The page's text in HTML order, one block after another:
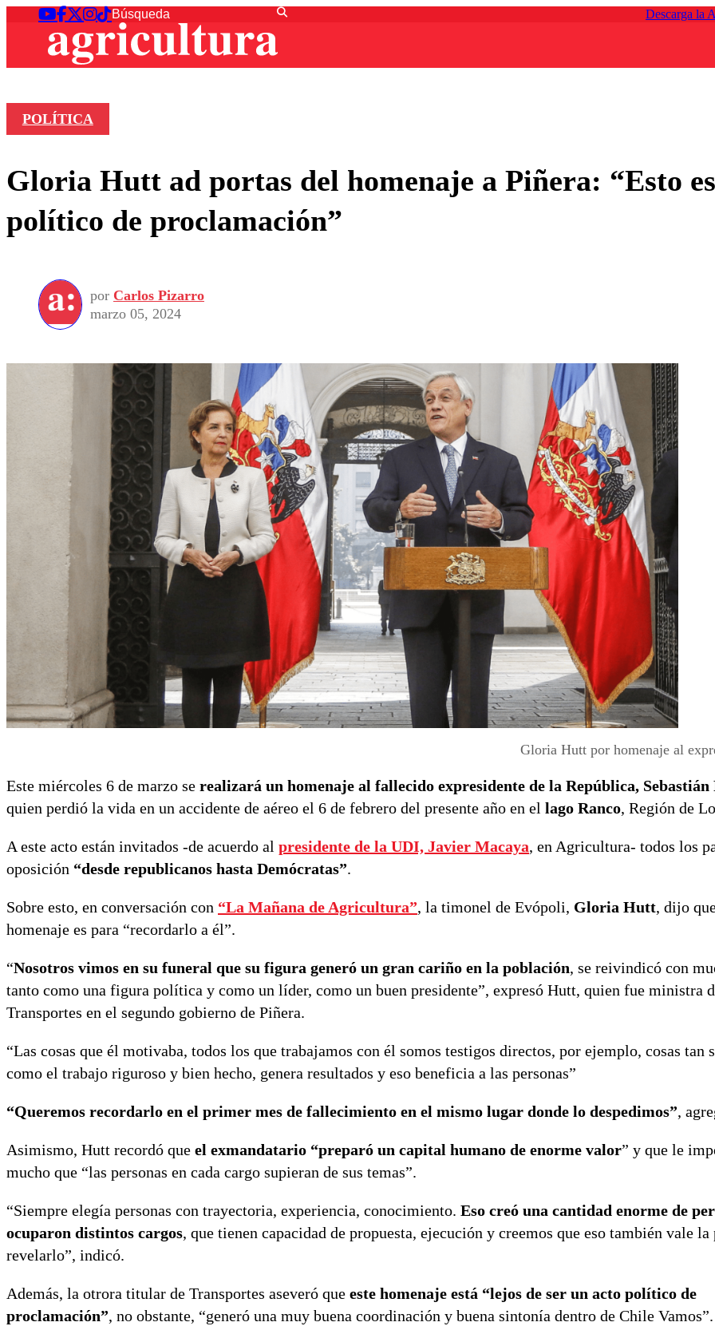
Descarga la
POLÍTICA
Gloria Hutt ad portas del homenaje a Piñera: “Esto
político de proclamación”
por Carlos Pizarro
marzo 05, 2024
Gloria Hutt por homenaje al
Este miércoles 6 de marzo se realizará un homenaje al fallecido expresidente de la República, Sebastián
quien perdió la vida en un accidente de aéreo el 6 de febrero del presente año en el lago Ranco, Región de
A este acto están invitados -de acuerdo al presidente de la UDI, Javier Macaya, en Agricultura- todos los
oposición “desde republicanos hasta Demócratas”.
Sobre esto, en conversación con “La Mañana de Agricultura”, la timonel de Evópoli, Gloria Hutt, dijo
homenaje es para “recordarlo a él”.
“Nosotros vimos en su funeral que su figura generó un gran cariño en la población, se reivindicó con
tanto como una figura política y como un líder, como un buen presidente”, expresó Hutt, quien fue ministra
Transportes en el segundo gobierno de Piñera.
“Las cosas que él motivaba, todos los que trabajamos con él somos testigos directos, por ejemplo, cosas tan
como el trabajo riguroso y bien hecho, genera resultados y eso beneficia a las personas”
“Queremos recordarlo en el primer mes de fallecimiento en el mismo lugar donde lo despedimos”,
Asimismo, Hutt recordó que el exmandatario “preparó un capital humano de enorme valor” y que le
mucho que “las personas en cada cargo supieran de sus temas”.
“Siempre elegía personas con trayectoria, experiencia, conocimiento. Eso creó una cantidad enorme de
ocuparon distintos cargos, que tienen capacidad de propuesta, ejecución y creemos que eso también vale la
revelarlo”, indicó.
Además, la otrora titular de Transportes aseveró que este homenaje está “lejos de ser un acto político de
proclamación”, no obstante, “generó una muy buena coordinación y buena sintonía dentro de Chile Vamos”.